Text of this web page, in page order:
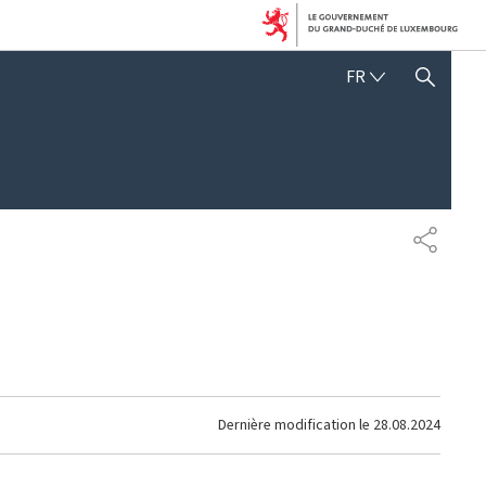
FRFRANÇAIS
AFFICHER / MASQUER
Dernière modification le 28.08.2024